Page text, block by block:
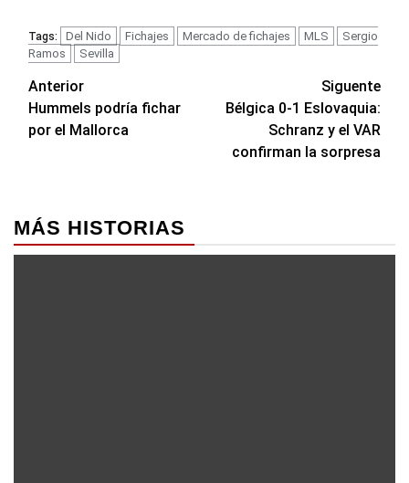
Tags: Del Nido Fichajes Mercado de fichajes MLS
Sergio
Ramos
Sevilla
Navegación
de
Anterior
Hummels podría fichar
por el Mallorca
Siguente
Bélgica 0-1 Eslovaquia:
Schranz y el VAR
confirman la sorpresa
MÁS HISTORIAS